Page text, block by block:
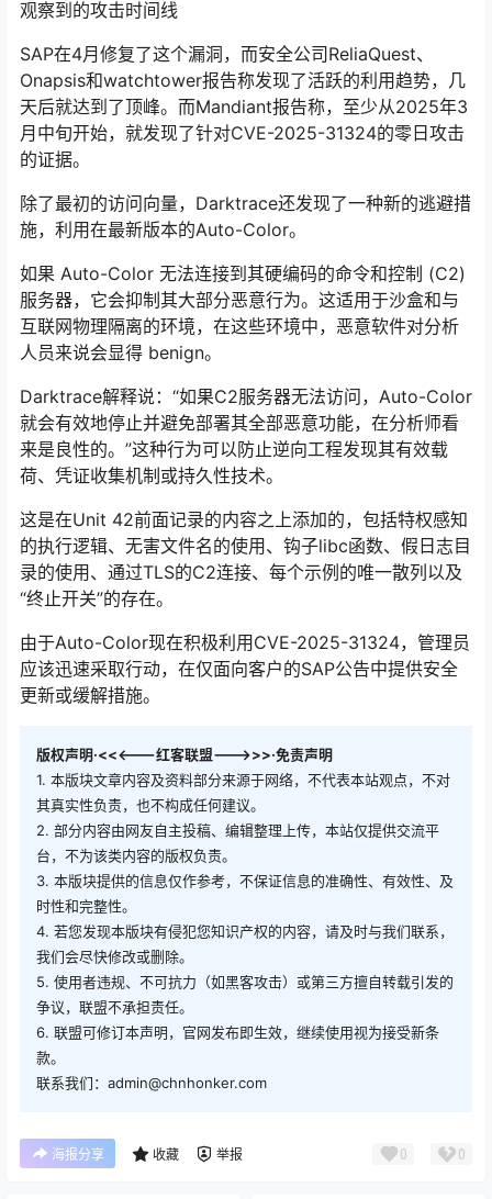
观察到的攻击时间线
SAP在4月修复了这个漏洞，而安全公司ReliaQuest、
Onapsis和watchtower报告称发现了活跃的利用趋势，几
天后就达到了顶峰。而Mandiant报告称，至少从2025年3
月中旬开始，就发现了针对CVE-2025-31324的零日攻击
的证据。
除了最初的访问向量，Darktrace还发现了一种新的逃避措
施，利用在最新版本的Auto-Color。
如果 Auto-Color 无法连接到其硬编码的命令和控制 (C2)
服务器，它会抑制其大部分恶意行为。这适用于沙盒和与
互联网物理隔离的环境，在这些环境中，恶意软件对分析
人员来说会显得 benign。
Darktrace解释说：“如果C2服务器无法访问，Auto-Color
就会有效地停止并避免部署其全部恶意功能，在分析师看
来是良性的。”这种行为可以防止逆向工程发现其有效载
荷、凭证收集机制或持久性技术。
这是在Unit 42前面记录的内容之上添加的，包括特权感知
的执行逻辑、无害文件名的使用、钩子libc函数、假日志目
录的使用、通过TLS的C2连接、每个示例的唯一散列以及
“终止开关”的存在。
由于Auto-Color现在积极利用CVE-2025-31324，管理员
应该迅速采取行动，在仅面向客户的SAP公告中提供安全
更新或缓解措施。
版权声明·<<<---红客联盟--->>>·免责声明
1. 本版块文章内容及资料部分来源于网络，不代表本站观点，不对
其真实性负责，也不构成任何建议。
2. 部分内容由网友自主投稿、编辑整理上传，本站仅提供交流平
台，不为该类内容的版权负责。
3. 本版块提供的信息仅作参考，不保证信息的准确性、有效性、及
时性和完整性。
4. 若您发现本版块有侵犯您知识产权的内容，请及时与我们联系，
我们会尽快修改或删除。
5. 使用者违规、不可抗力（如黑客攻击）或第三方擅自转载引发的
争议，联盟不承担责任。
6. 联盟可修订本声明，官网发布即生效，继续使用视为接受新条
款。
联系我们：admin@chnhonker.com
海报分享 收藏 举报 0 0